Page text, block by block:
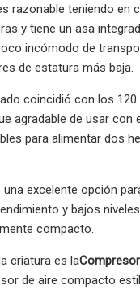
razonable teniendo en
y tiene un asa
incómodo de
de estatura más baja.
coincidió con los 120
agradable de usar con
para alimentar dos
excelente opción
y bajos
compacto.
criatura es la
de aire compacto